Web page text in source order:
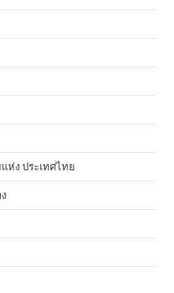
ห่ง ประเทศไทย